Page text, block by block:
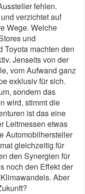
fehlen.
verzichtet auf
Wege. Welche
und
Toyota machten den
Jenseits von der
vom Aufwand ganz
exklusiv für sich.
sondern das
wird, stimmt die
ist das eine
Leitmessen etwas
Automobilhersteller
gleichzeitig für
den Synergien für
noch den Effekt der
Aber